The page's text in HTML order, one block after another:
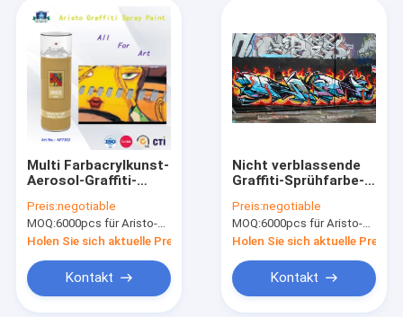
Multi Farbacrylkunst-
Aerosol-Graffiti-
Metall-/Plastik-/Wand-
Oberfläche
Preis:negotiable
MOQ:6000pcs für Aristo-Marke, 15000pcs für Kundenmarke
Holen Sie sich aktuelle Preis
Kontakt
Nicht verblassende
Graffiti-Sprühfarbe-
unterschiedliche
Oberfläche aushält
Preis:negotiable
MOQ:6000pcs für Aristo-Marke, 15000pcs für Kundenmarke
Holen Sie sich aktuelle Preis
Kontakt